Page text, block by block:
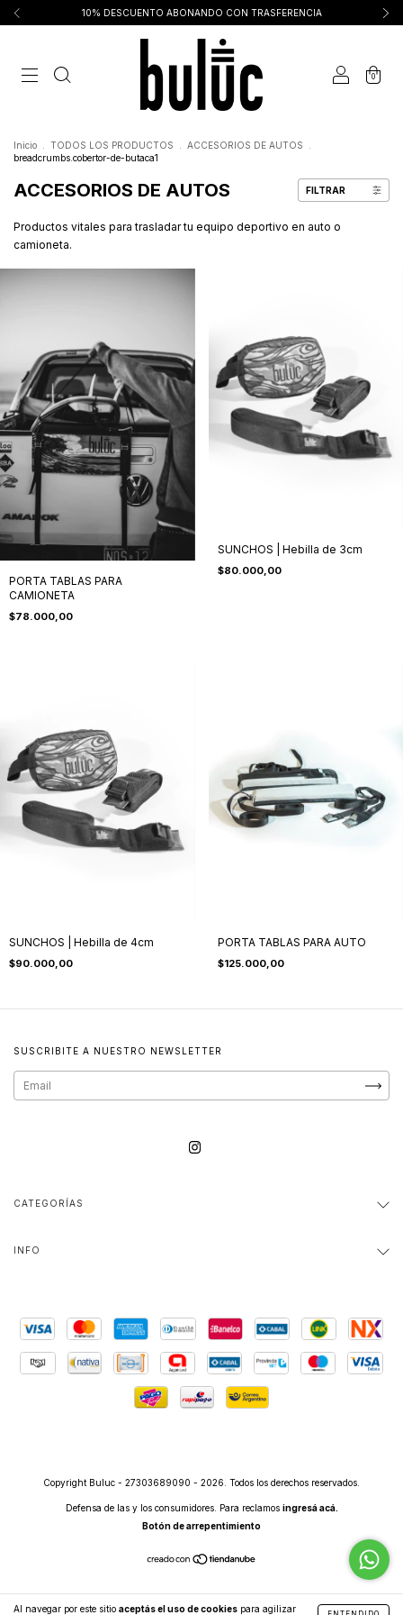
10% DESCUENTO ABONANDO CON TRASFERENCIA
0
Al navegar por este sitio aceptás el uso de cookies para agilizar
Inicio TODOS LOS PRODUCTOS ACCESORIOS DE AUTOS
breadcrumbs.cobertor-de-butaca1
ACCESORIOS DE AUTOS FILTRAR
Productos vitales para trasladar tu equipo deportivo en auto o
camioneta.
PORTA TABLAS PARA
CAMIONETA
$78.000,00
SUNCHOS | Hebilla de 3cm
$80.000,00
SUNCHOS | Hebilla de 4cm
$90.000,00
PORTA TABLAS PARA AUTO
$125.000,00
SUSCRIBITE A NUESTRO NEWSLETTER
CATEGORÍAS
INFO
Copyright Buluc - 27303689090 - 2026. Todos los derechos reservados.
Defensa de las y los consumidores. Para reclamos ingresá acá.
Botón de arrepentimiento